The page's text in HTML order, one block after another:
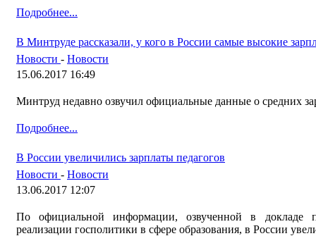
Подробнее...
В Минтруде рассказали, у кого в России самые высокие
Новости - Новости
15.06.2017 16:49
Минтруд недавно озвучил официальные данные о средних
Подробнее...
В России увеличились зарплаты педагогов
Новости - Новости
13.06.2017 12:07
По официальной информации, озвученной в докладе
реализации госполитики в сфере образования, в России